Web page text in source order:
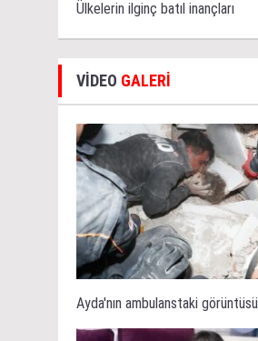
Ülkelerin ilginç batıl inançları
VİDEO GALERİ
Ayda'nın ambulanstaki görüntüsü